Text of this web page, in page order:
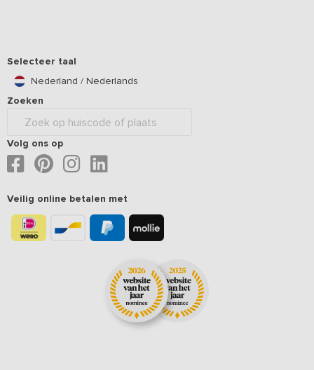
Selecteer taal
Nederland / Nederlands
Zoeken
Volg ons op
Veilig online betalen met